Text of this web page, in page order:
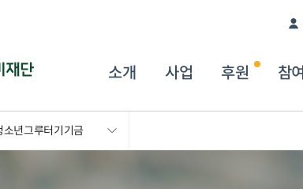
소개 사업 후원 참여
소년그루터기기금